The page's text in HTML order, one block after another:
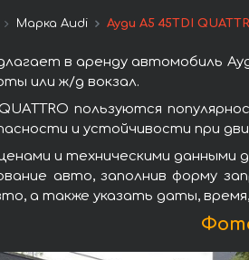
Марка Audi Ауди A5 45TDI
в аренду автомобиль
или ж/д вокзал.
пользуются
и устойчивости при
и техническими данными
авто, заполнив форму
а также указать даты,